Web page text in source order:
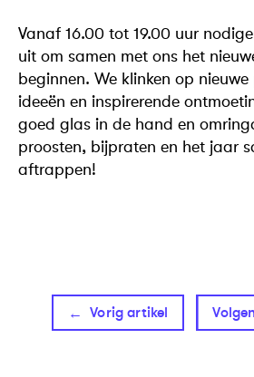
Vanaf 16.00 tot 19.00 uur
uit om samen met ons het
beginnen. We klinken op
ideeën en inspirerende
goed glas in de hand en
proosten, bijpraten en het jaar
aftrappen!
Vorig artikel